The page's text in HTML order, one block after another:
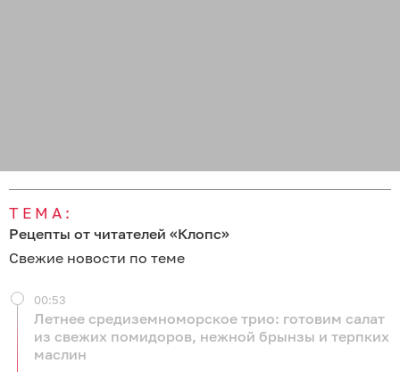
ТЕМА:
Рецепты от читателей «Клопс»
Свежие новости по теме
Летнее средиземноморское трио: готовим салат
из свежих помидоров, нежной брынзы и терпких
маслин
00:53